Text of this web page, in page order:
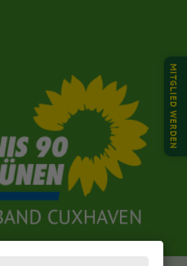
MITGLIED WERDEN